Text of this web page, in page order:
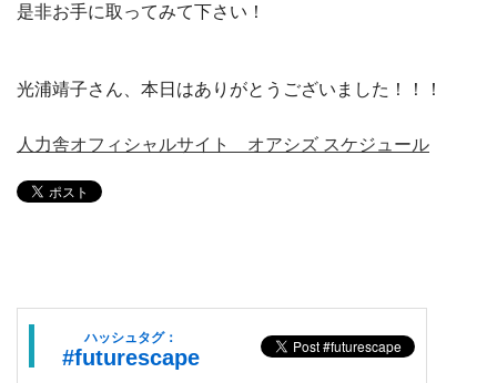
是非お手に取ってみて下さい！
光浦靖子さん、本日はありがとうございました！！！
人力舎オフィシャルサイト オアシズ スケジュール
ハッシュタグ：
#futurescape